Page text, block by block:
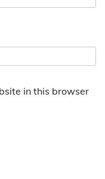
in this browser